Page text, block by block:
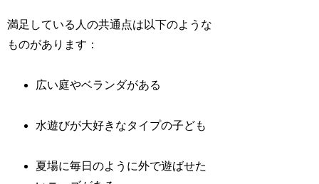
満足している人の共通点は以下のような
ものがあります：
広い庭やベランダがある
水遊びが大好きなタイプの子ども
夏場に毎日のように外で遊ばせた